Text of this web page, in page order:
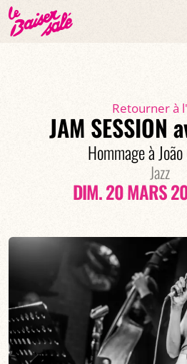
Retourner à
JAM SESSION
Hommage à
Jazz
DIM. 20 MARS